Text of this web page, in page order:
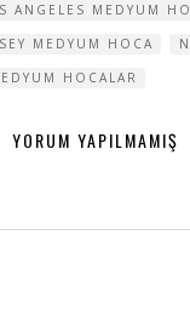
ANGELES MEDYUM
MEDYUM HOCA
HOCALAR
YORUM YAPILMAMIŞ